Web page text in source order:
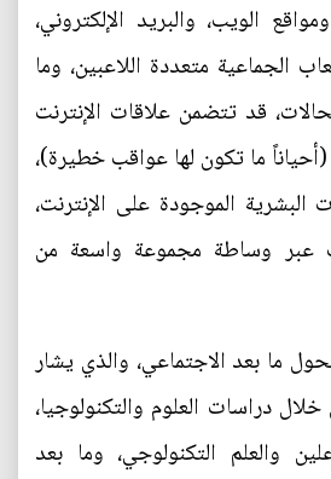
الويب، والبريد الإلكتروني،
الجماعية متعددة اللاعبين، وما
قد تتضمن علاقات الإنترنت
ما تكون لها عواقب خطيرة)،
البشرية الموجودة على الإنترنت،
عبر وساطة مجموعة واسعة من
ما بعد الاجتماعي، والذي يشار
دراسات العلوم والتكنولوجيا،
والعلم التكنولوجي، وما بعد